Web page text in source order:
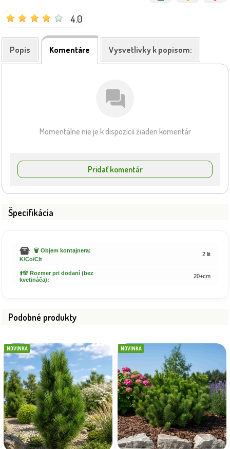
4.0
Popis Komentáre Vysvetlivky k popisom:
Momentálne nie je k dispozícií žiaden komentár
Pridať komentár
Špecifikácia
🗑️ Objem kontajnera:
K/Co/Clt
2 lit
⬆️🌸 Rozmer pri dodaní (bez
kvetináča):
20+cm
Podobné produkty
NOVINKA NOVINKA